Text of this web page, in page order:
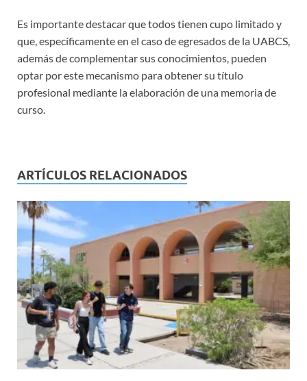
Es importante destacar que todos tienen cupo limitado y
que, específicamente en el caso de egresados de la UABCS,
además de complementar sus conocimientos, pueden
optar por este mecanismo para obtener su título
profesional mediante la elaboración de una memoria de
curso.
ARTÍCULOS RELACIONADOS